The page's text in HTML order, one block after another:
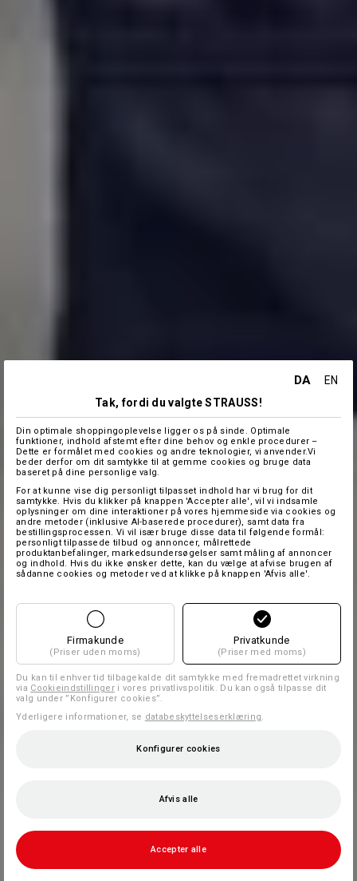
DA
EN
Tak, fordi du valgte STRAUSS!
Din optimale shoppingoplevelse ligger os på sinde. Optimale
funktioner, indhold afstemt efter dine behov og enkle procedurer –
Dette er formålet med cookies og andre teknologier, vi anvender.Vi
beder derfor om dit samtykke til at gemme cookies og bruge data
baseret på dine personlige valg.
For at kunne vise dig personligt tilpasset indhold har vi brug for dit
samtykke. Hvis du klikker på knappen 'Accepter alle', vil vi indsamle
oplysninger om dine interaktioner på vores hjemmeside via cookies og
andre metoder (inklusive AI-baserede procedurer), samt data fra
bestillingsprocessen. Vi vil især bruge disse data til følgende formål:
personligt tilpassede tilbud og annoncer, målrettede
produktanbefalinger, markedsundersøgelser samt måling af annoncer
og indhold. Hvis du ikke ønsker dette, kan du vælge at afvise brugen af
sådanne cookies og metoder ved at klikke på knappen 'Afvis alle'.
Firmakunde
(Priser uden moms)
Privatkunde
(Priser med moms)
Du kan til enhver tid tilbagekalde dit samtykke med fremadrettet virkning
via Cookieindstillingeri vores privatlivspolitik. Du kan også tilpasse dit
valg under ”Konfigurer cookies”.
Yderligere informationer, se databeskyttelseserklæring.
Konfigurer cookies
Afvis alle
Accepter alle